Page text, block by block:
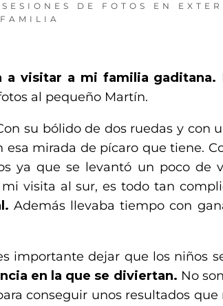
SESIONES DE FOTOS EN
a visitar a mi familia gaditana.
al pequeño Martín.
su bólido de dos ruedas y con
mirada de pícaro que tiene.
ya que se levantó un poco de
visita al sur, es todo tan
Además llevaba tiempo con
importante dejar que los niños
en la que se diviertan. No
conseguir unos resultados